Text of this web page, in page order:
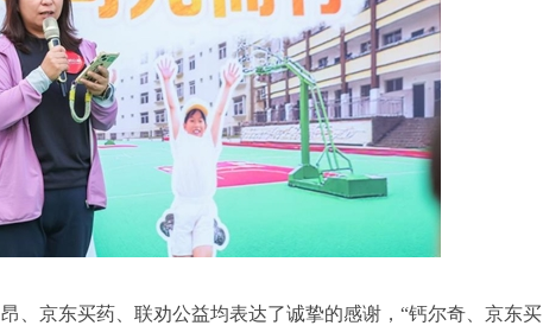
、京东买药、联劝公益均表达了诚挚的感谢，“钙尔奇、京东买